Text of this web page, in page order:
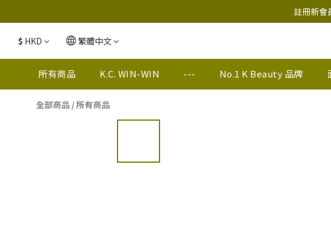
註冊新會
註冊新會
註冊新會
$ HKD 繁體中文
所有商品 K.C. WIN-WIN --- No.1 K Beauty 品牌
全部商品 /所有商品